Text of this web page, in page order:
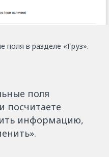
поля в разделе «Груз».
поля
посчитаете
информацию,